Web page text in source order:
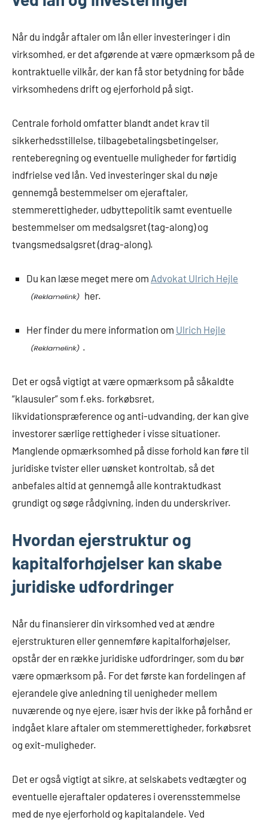
Når du indgår aftaler om lån eller investeringer i din
virksomhed, er det afgørende at være opmærksom på de
kontraktuelle vilkår, der kan få stor betydning for både
virksomhedens drift og ejerforhold på sigt.
Centrale forhold omfatter blandt andet krav til
sikkerhedsstillelse, tilbagebetalingsbetingelser,
renteberegning og eventuelle muligheder for førtidig
indfrielse ved lån. Ved investeringer skal du nøje
gennemgå bestemmelser om ejeraftaler,
stemmerettigheder, udbyttepolitik samt eventuelle
bestemmelser om medsalgsret (tag-along) og
tvangsmedsalgsret (drag-along).
Du kan læse meget mere om Advokat Ulrich Hejle
her.
Her finder du mere information om Ulrich Hejle
.
Det er også vigtigt at være opmærksom på såkaldte
“klausuler” som f.eks. forkøbsret,
likvidationspræference og anti-udvanding, der kan give
investorer særlige rettigheder i visse situationer.
Manglende opmærksomhed på disse forhold kan føre til
juridiske tvister eller uønsket kontroltab, så det
anbefales altid at gennemgå alle kontraktudkast
grundigt og søge rådgivning, inden du underskriver.
Hvordan ejerstruktur og
kapitalforhøjelser kan skabe
juridiske udfordringer
Når du finansierer din virksomhed ved at ændre
ejerstrukturen eller gennemføre kapitalforhøjelser,
opstår der en række juridiske udfordringer, som du bør
være opmærksom på. For det første kan fordelingen af
ejerandele give anledning til uenigheder mellem
nuværende og nye ejere, især hvis der ikke på forhånd er
indgået klare aftaler om stemmerettigheder, forkøbsret
og exit-muligheder.
Det er også vigtigt at sikre, at selskabets vedtægter og
eventuelle ejeraftaler opdateres i overensstemmelse
med de nye ejerforhold og kapitalandele. Ved